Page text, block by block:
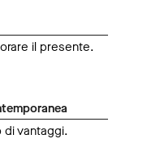
il presente.
di vantaggi.